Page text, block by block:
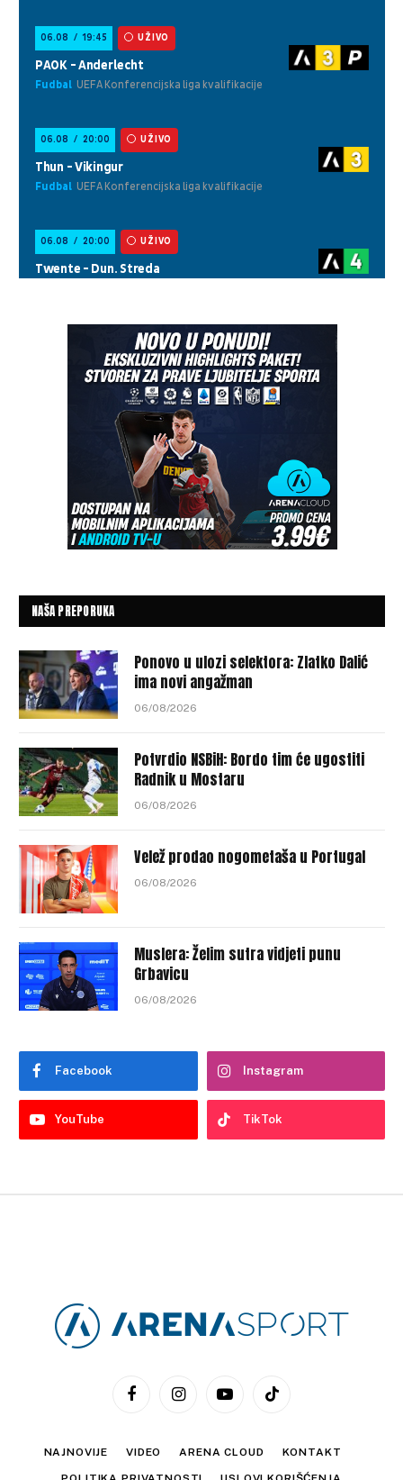
NAŠA PREPORUKA
Ponovo u ulozi selektora: Zlatko Dalić
ima novi angažman
06/08/2026
Potvrdio NSBiH: Bordo tim će ugostiti
Radnik u Mostaru
06/08/2026
Velež prodao nogometaša u Portugal
06/08/2026
Muslera: Želim sutra vidjeti punu
Grbavicu
06/08/2026
Facebook Instagram
YouTube TikTok
FacebookInstagramYouTubeTikTok
NAJNOVIJE VIDEO ARENA CLOUD KONTAKT